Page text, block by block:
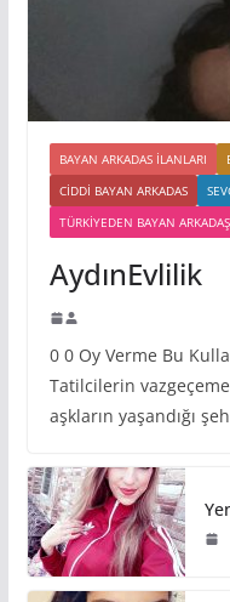
BAYAN ARKADAS ILANLARI
CIDDI BAYAN ARKADAS
TÜRKIYEDEN BAYAN ARKADAŞ
AydınEvlilik
0 0 Oy Verme Bu
Tatilcilerin
aşkların yaşandığı